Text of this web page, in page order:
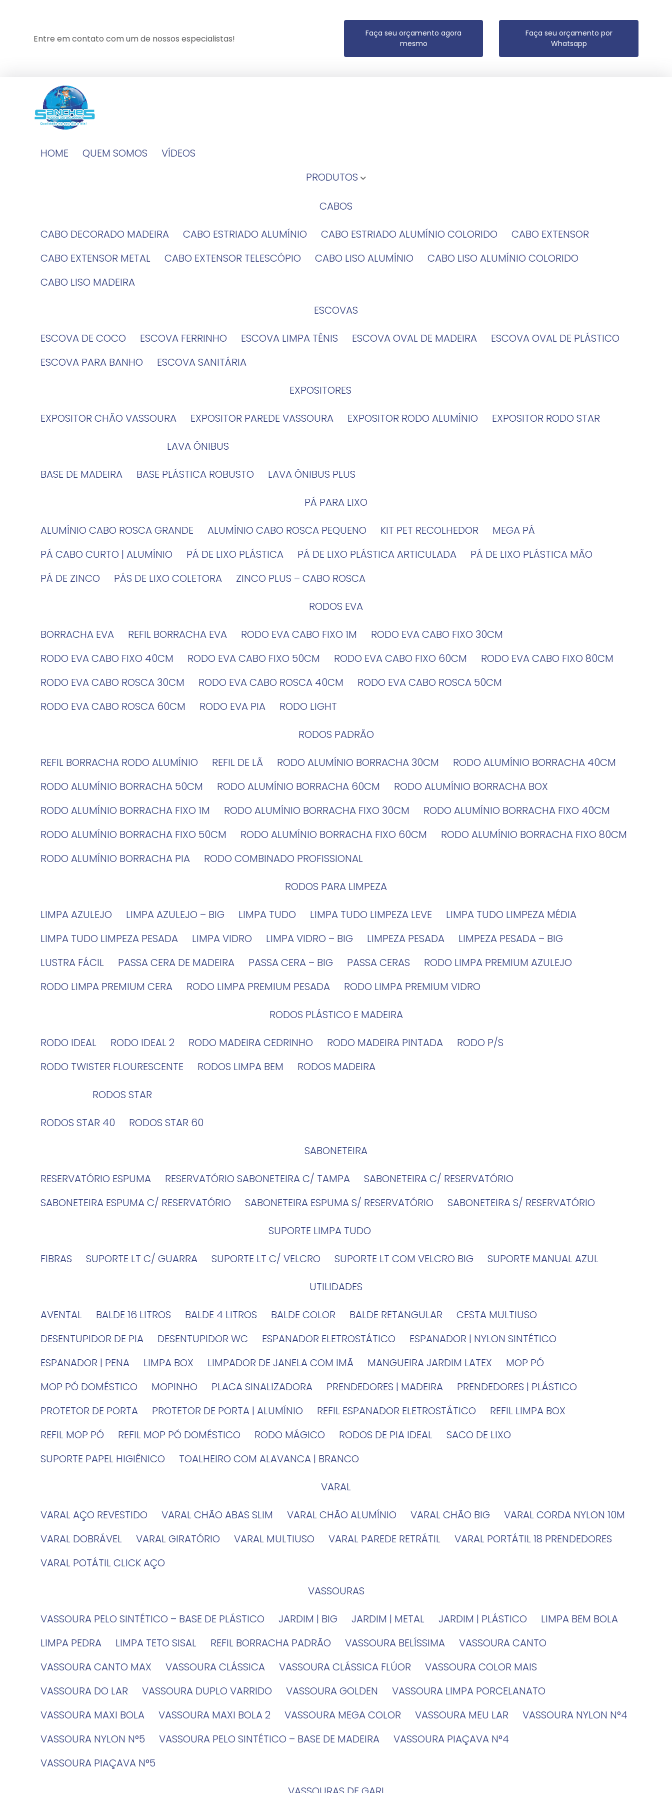
Entre em contato com um de nossos especialistas!
Faça seu orçamento agora
mesmo
Faça seu orçamento por
Whatsapp
HOME QUEM SOMOS
VÍDEOS
PRODUTOS
CABOS
CABO DECORADO MADEIRA
CABO ESTRIADO ALUMÍNIO CABO ESTRIADO ALUMÍNIO COLORIDO
CABO EXTENSOR
CABO EXTENSOR METAL
CABO EXTENSOR TELESCÓPIO CABO LISO ALUMÍNIO
CABO LISO ALUMÍNIO COLORIDO
CABO LISO MADEIRA
ESCOVAS
ESCOVA DE COCO
ESCOVA FERRINHO ESCOVA LIMPA TÊNIS ESCOVA OVAL DE MADEIRA
ESCOVA OVAL DE PLÁSTICO
ESCOVA PARA BANHO
ESCOVA SANITÁRIA
EXPOSITORES
EXPOSITOR CHÃO VASSOURA
EXPOSITOR PAREDE VASSOURA EXPOSITOR RODO ALUMÍNIO
EXPOSITOR RODO STAR
LAVA ÔNIBUS
BASE DE MADEIRA
BASE PLÁSTICA ROBUSTO
LAVA ÔNIBUS PLUS
PÁ PARA LIXO
ALUMÍNIO CABO ROSCA GRANDE
ALUMÍNIO CABO ROSCA PEQUENO KIT PET RECOLHEDOR
MEGA PÁ
PÁ CABO CURTO | ALUMÍNIO
PÁ DE LIXO PLÁSTICA PÁ DE LIXO PLÁSTICA ARTICULADA
PÁ DE LIXO PLÁSTICA MÃO
PÁ DE ZINCO
PÁS DE LIXO COLETORA
ZINCO PLUS – CABO ROSCA
RODOS EVA
BORRACHA EVA
REFIL BORRACHA EVA RODO EVA CABO FIXO 1M
RODO EVA CABO FIXO 30CM
RODO EVA CABO FIXO 40CM
RODO EVA CABO FIXO 50CM RODO EVA CABO FIXO 60CM
RODO EVA CABO FIXO 80CM
RODO EVA CABO ROSCA 30CM
RODO EVA CABO ROSCA 40CM
RODO EVA CABO ROSCA 50CM
RODO EVA CABO ROSCA 60CM
RODO EVA PIA
RODO LIGHT
RODOS PADRÃO
REFIL BORRACHA RODO ALUMÍNIO
REFIL DE LÃ RODO ALUMÍNIO BORRACHA 30CM
RODO ALUMÍNIO BORRACHA 40CM
RODO ALUMÍNIO BORRACHA 50CM
RODO ALUMÍNIO BORRACHA 60CM
RODO ALUMÍNIO BORRACHA BOX
RODO ALUMÍNIO BORRACHA FIXO 1M
RODO ALUMÍNIO BORRACHA FIXO 30CM
RODO ALUMÍNIO BORRACHA FIXO 40CM
RODO ALUMÍNIO BORRACHA FIXO 50CM
RODO ALUMÍNIO BORRACHA FIXO 60CM
RODO ALUMÍNIO BORRACHA FIXO 80CM
RODO ALUMÍNIO BORRACHA PIA
RODO COMBINADO PROFISSIONAL
RODOS PARA LIMPEZA
LIMPA AZULEJO
LIMPA AZULEJO – BIG LIMPA TUDO LIMPA TUDO LIMPEZA LEVE
LIMPA TUDO LIMPEZA MÉDIA
LIMPA TUDO LIMPEZA PESADA
LIMPA VIDRO LIMPA VIDRO – BIG LIMPEZA PESADA
LIMPEZA PESADA – BIG
LUSTRA FÁCIL
PASSA CERA DE MADEIRA PASSA CERA – BIG PASSA CERAS
RODO LIMPA PREMIUM AZULEJO
RODO LIMPA PREMIUM CERA
RODO LIMPA PREMIUM PESADA
RODO LIMPA PREMIUM VIDRO
RODOS PLÁSTICO E MADEIRA
RODO IDEAL
RODO IDEAL 2 RODO MADEIRA CEDRINHO RODO MADEIRA PINTADA
RODO P/S
RODO TWISTER FLOURESCENTE
RODOS LIMPA BEM
RODOS MADEIRA
RODOS STAR
RODOS STAR 40
RODOS STAR 60
SABONETEIRA
RESERVATÓRIO ESPUMA
RESERVATÓRIO SABONETEIRA C/ TAMPA
SABONETEIRA C/ RESERVATÓRIO
SABONETEIRA ESPUMA C/ RESERVATÓRIO
SABONETEIRA ESPUMA S/ RESERVATÓRIO
SABONETEIRA S/ RESERVATÓRIO
SUPORTE LIMPA TUDO
FIBRAS
SUPORTE LT C/ GUARRA SUPORTE LT C/ VELCRO SUPORTE LT COM VELCRO BIG
SUPORTE MANUAL AZUL
UTILIDADES
AVENTAL
BALDE 16 LITROS BALDE 4 LITROS BALDE COLOR BALDE RETANGULAR
CESTA MULTIUSO
DESENTUPIDOR DE PIA
DESENTUPIDOR WC ESPANADOR ELETROSTÁTICO
ESPANADOR | NYLON SINTÉTICO
ESPANADOR | PENA
LIMPA BOX LIMPADOR DE JANELA COM IMÃ MANGUEIRA JARDIM LATEX
MOP PÓ
MOP PÓ DOMÉSTICO
MOPINHO PLACA SINALIZADORA PRENDEDORES | MADEIRA
PRENDEDORES | PLÁSTICO
PROTETOR DE PORTA
PROTETOR DE PORTA | ALUMÍNIO REFIL ESPANADOR ELETROSTÁTICO
REFIL LIMPA BOX
REFIL MOP PÓ
REFIL MOP PÓ DOMÉSTICO RODO MÁGICO RODOS DE PIA IDEAL
SACO DE LIXO
SUPORTE PAPEL HIGIÊNICO
TOALHEIRO COM ALAVANCA | BRANCO
VARAL
VARAL AÇO REVESTIDO
VARAL CHÃO ABAS SLIM VARAL CHÃO ALUMÍNIO VARAL CHÃO BIG
VARAL CORDA NYLON 10M
VARAL DOBRÁVEL
VARAL GIRATÓRIO VARAL MULTIUSO VARAL PAREDE RETRÁTIL
VARAL PORTÁTIL 18 PRENDEDORES
VARAL POTÁTIL CLICK AÇO
VASSOURAS
VASSOURA PELO SINTÉTICO – BASE DE PLÁSTICO
JARDIM | BIG JARDIM | METAL JARDIM | PLÁSTICO
LIMPA BEM BOLA
LIMPA PEDRA
LIMPA TETO SISAL REFIL BORRACHA PADRÃO VASSOURA BELÍSSIMA
VASSOURA CANTO
VASSOURA CANTO MAX
VASSOURA CLÁSSICA VASSOURA CLÁSSICA FLÚOR
VASSOURA COLOR MAIS
VASSOURA DO LAR
VASSOURA DUPLO VARRIDO VASSOURA GOLDEN
VASSOURA LIMPA PORCELANATO
VASSOURA MAXI BOLA
VASSOURA MAXI BOLA 2 VASSOURA MEGA COLOR VASSOURA MEU LAR
VASSOURA NYLON N°4
VASSOURA NYLON N°5
VASSOURA PELO SINTÉTICO – BASE DE MADEIRA
VASSOURA PIAÇAVA N°4
VASSOURA PIAÇAVA N°5